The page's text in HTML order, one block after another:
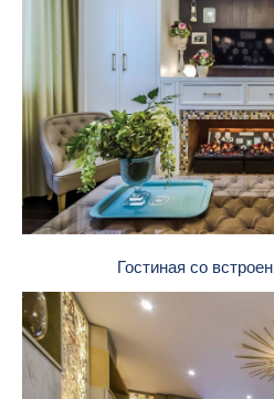
Гостиная со